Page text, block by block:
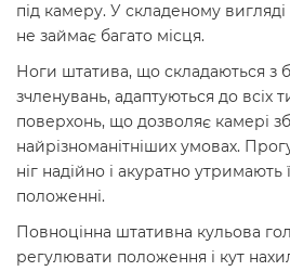
під камеру. У складеному
не займає багато місця.
Ноги штатива, що складаються з
зчленувань, адаптуються до всіх
поверхонь, що дозволяє камері
найрізноманітніших умовах.
ніг надійно і акуратно утримають
положенні.
Повноцінна штативна кульова
регулювати положення і кут